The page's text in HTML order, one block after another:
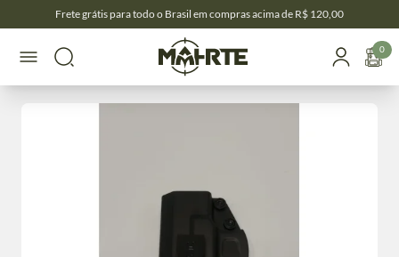
Frete grátis para todo o Brasil em compras acima de R$ 120,00
0